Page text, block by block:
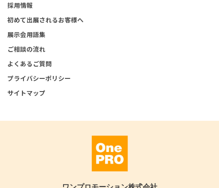
採用情報
初めて出展されるお客様へ
展示会用語集
ご相談の流れ
よくあるご質問
プライバシーポリシー
サイトマップ